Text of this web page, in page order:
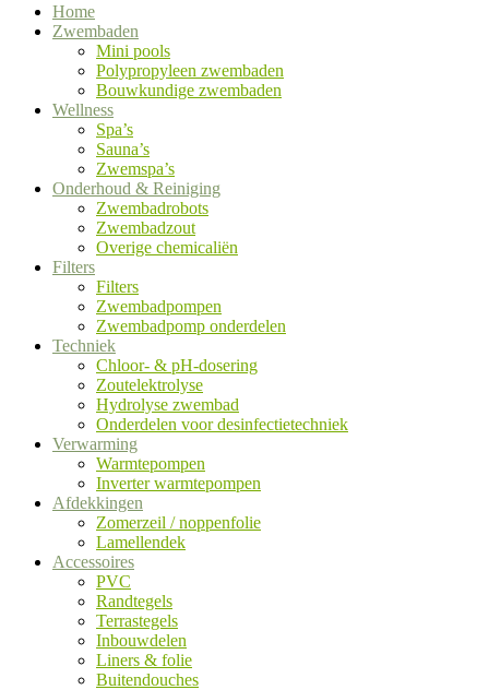
Home
Zwembaden
Mini pools
Polypropyleen zwembaden
Bouwkundige zwembaden
Wellness
Spa’s
Sauna’s
Zwemspa’s
Onderhoud & Reiniging
Zwembadrobots
Zwembadzout
Overige chemicaliën
Filters
Filters
Zwembadpompen
Zwembadpomp onderdelen
Techniek
Chloor- & pH-dosering
Zoutelektrolyse
Hydrolyse zwembad
Onderdelen voor desinfectietechniek
Verwarming
Warmtepompen
Inverter warmtepompen
Afdekkingen
Zomerzeil / noppenfolie
Lamellendek
Accessoires
PVC
Randtegels
Terrastegels
Inbouwdelen
Liners & folie
Buitendouches